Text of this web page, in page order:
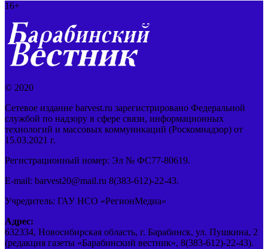
16+
© 2020
Сетевое издание barvest.ru зарегистрировано Федеральной
службой по надзору в сфере связи, информационных
технологий и массовых коммуникаций (Роскомнадзор) от
15.03.2021 г.
Регистрационный номер: Эл № ФС77-80619.
E-mail: barvest20@mail.ru 8(383-612)-22-43.
Учредитель: ГАУ НСО «РегионМедиа»
Адрес:
632334, Новосибирская область, г. Барабинск, ул. Пушкина, 2
(редакция газеты «Барабинский вестник», 8(383-612)-22-43).